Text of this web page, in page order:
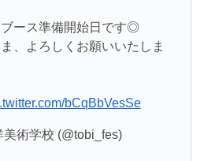
ース準備開始日です◎
、よろしくお願いいたしま
bCqBbVesSe
術学校 (@tobi_fes)